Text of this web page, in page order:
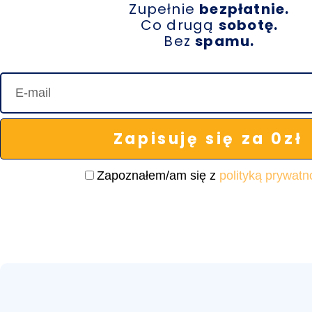
Zupełnie bezpłatnie.
Co drugą sobotę.
Bezspamu.
Zapoznałem/am się z polityką
Zapisuję się za 0zł